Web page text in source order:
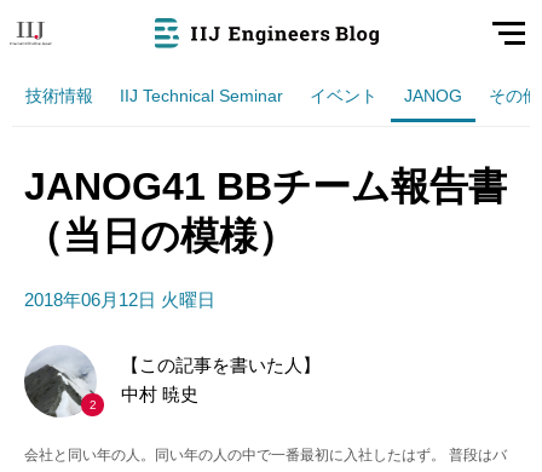
技術情報 IIJ Technical Seminar イベント JANOG その他
JANOG41 BBチーム報告書
（当日の模様）
2018年06月12日 火曜日
2
【この記事を書いた人】
中村 暁史
会社と同い年の人。同い年の人の中で一番最初に入社したはず。 普段はバ